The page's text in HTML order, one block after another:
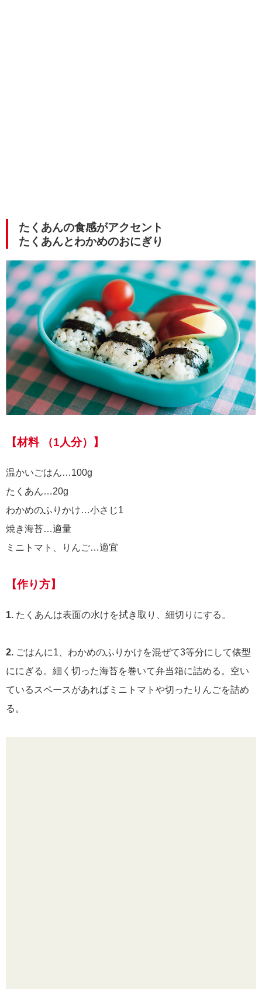
たくあんの食感がアクセント
たくあんとわかめのおにぎり
【材料 （1人分）】
温かいごはん…100g
たくあん…20g
わかめのふりかけ…小さじ1
焼き海苔…適量
ミニトマト、りんご…適宜
【作り方】
1. たくあんは表面の水けを拭き取り、細切りにする。
2. ごはんに1、わかめのふりかけを混ぜて3等分にして俵型
ににぎる。細く切った海苔を巻いて弁当箱に詰める。空い
ているスペースがあればミニトマトや切ったりんごを詰め
る。